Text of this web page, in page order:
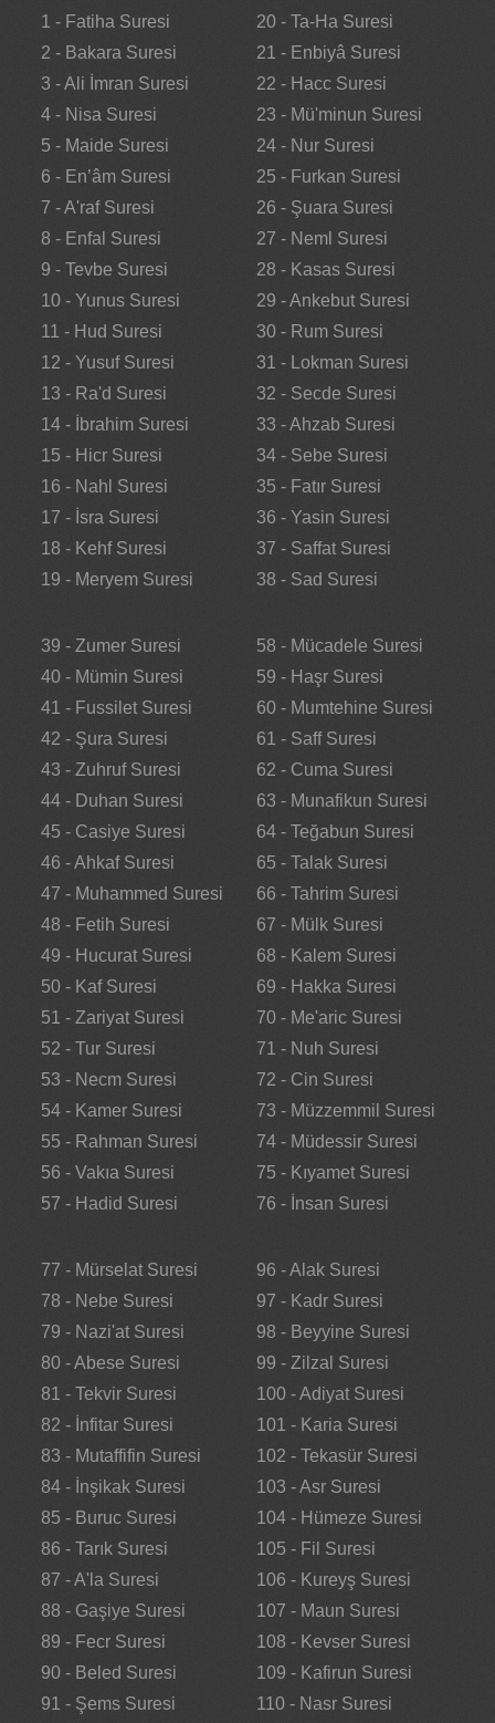
1 - Fatiha Suresi
2 - Bakara Suresi
3 - Ali İmran Suresi
4 - Nisa Suresi
5 - Maide Suresi
6 - En’âm Suresi
7 - A'raf Suresi
8 - Enfal Suresi
9 - Tevbe Suresi
10 - Yunus Suresi
11 - Hud Suresi
12 - Yusuf Suresi
13 - Ra'd Suresi
14 - İbrahim Suresi
15 - Hicr Suresi
16 - Nahl Suresi
17 - İsra Suresi
18 - Kehf Suresi
19 - Meryem Suresi
20 - Ta-Ha Suresi
21 - Enbiyâ Suresi
22 - Hacc Suresi
23 - Mü'minun Suresi
24 - Nur Suresi
25 - Furkan Suresi
26 - Şuara Suresi
27 - Neml Suresi
28 - Kasas Suresi
29 - Ankebut Suresi
30 - Rum Suresi
31 - Lokman Suresi
32 - Secde Suresi
33 - Ahzab Suresi
34 - Sebe Suresi
35 - Fatır Suresi
36 - Yasin Suresi
37 - Saffat Suresi
38 - Sad Suresi
39 - Zumer Suresi
40 - Mümin Suresi
41 - Fussilet Suresi
42 - Şura Suresi
43 - Zuhruf Suresi
44 - Duhan Suresi
45 - Casiye Suresi
46 - Ahkaf Suresi
47 - Muhammed Suresi
48 - Fetih Suresi
49 - Hucurat Suresi
50 - Kaf Suresi
51 - Zariyat Suresi
52 - Tur Suresi
53 - Necm Suresi
54 - Kamer Suresi
55 - Rahman Suresi
56 - Vakıa Suresi
57 - Hadid Suresi
58 - Mücadele Suresi
59 - Haşr Suresi
60 - Mumtehine Suresi
61 - Saff Suresi
62 - Cuma Suresi
63 - Munafikun Suresi
64 - Teğabun Suresi
65 - Talak Suresi
66 - Tahrim Suresi
67 - Mülk Suresi
68 - Kalem Suresi
69 - Hakka Suresi
70 - Me'aric Suresi
71 - Nuh Suresi
72 - Cin Suresi
73 - Müzzemmil Suresi
74 - Müdessir Suresi
75 - Kıyamet Suresi
76 - İnsan Suresi
77 - Mürselat Suresi
78 - Nebe Suresi
79 - Nazi'at Suresi
80 - Abese Suresi
81 - Tekvir Suresi
82 - İnfitar Suresi
83 - Mutaffifin Suresi
84 - İnşikak Suresi
85 - Buruc Suresi
86 - Tarık Suresi
87 - A'la Suresi
88 - Gaşiye Suresi
89 - Fecr Suresi
90 - Beled Suresi
91 - Şems Suresi
96 - Alak Suresi
97 - Kadr Suresi
98 - Beyyine Suresi
99 - Zilzal Suresi
100 - Adiyat Suresi
101 - Karia Suresi
102 - Tekasür Suresi
103 - Asr Suresi
104 - Hümeze Suresi
105 - Fil Suresi
106 - Kureyş Suresi
107 - Maun Suresi
108 - Kevser Suresi
109 - Kafirun Suresi
110 - Nasr Suresi